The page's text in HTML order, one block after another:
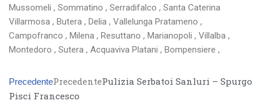
Mussomeli , Sommatino , Serradifalco , Santa Caterina
Villarmosa , Butera , Delia , Vallelunga Pratameno ,
Campofranco , Milena , Resuttano , Marianopoli , Villalba ,
Montedoro , Sutera , Acquaviva Platani , Bompensiere ,
PrecedentePrecedentePulizia Serbatoi Sanluri – Spurgo
Pisci Francesco